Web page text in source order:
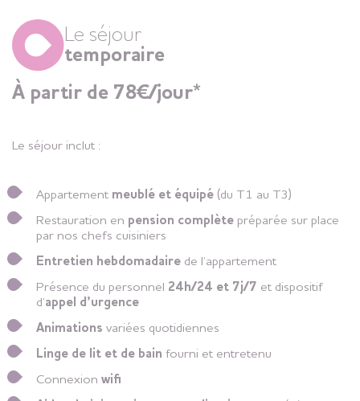
Le séjour
temporaire
À partir de 78€/jour*
Le séjour inclut :
Appartement meublé et équipé (du T1 au T3)
Restauration en pension complète préparée sur place
par nos chefs cuisiniers
Entretien hebdomadaire de l’appartement
Présence du personnel 24h/24 et 7j/7 et dispositif
d’appel d’urgence
Animations variées quotidiennes
Linge de lit et de bain fourni et entretenu
Connexion wifi